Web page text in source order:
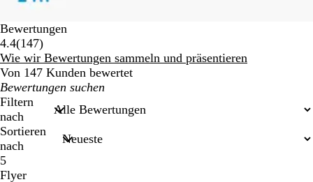
Bewertungen
4.4(147147
Bewertungen
)
Wie wir Bewertungen sammeln und präsentieren
Von 147 Kunden bewertet
Meine
Sucheingaben
Filtern
nach
Sortieren
nach
5
Flyer